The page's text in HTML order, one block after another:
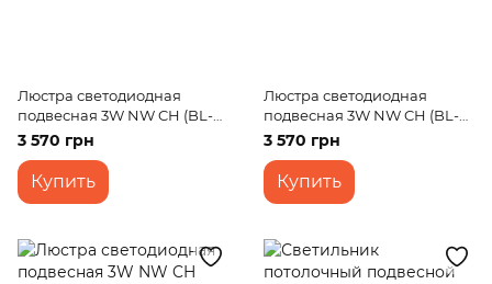
Люстра светодиодная
подвесная 3W NW CH (BL-
191S/1)
3 570 грн
Купить
Люстра светодиодная
подвесная 3W NW CH (BL-
192S/1)
3 570 грн
Купить